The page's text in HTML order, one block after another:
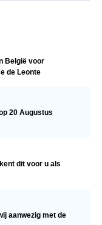
België voor
de Leonte
20 Augustus
dit voor u als
aanwezig met de